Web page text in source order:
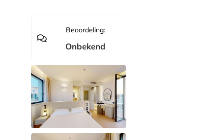
Beoordeling:
Onbekend